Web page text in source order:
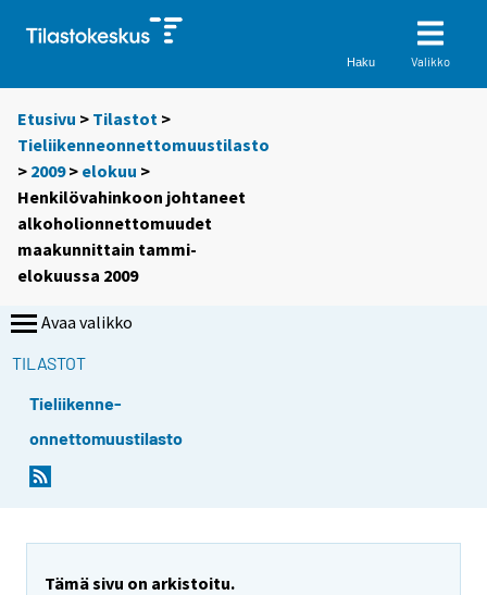
Haku Valikko
Etusivu > Tilastot >
Tieliikenneonnettomuustilasto
> 2009> elokuu >
Henkilövahinkoon johtaneet
alkoholionnettomuudet
maakunnittain tammi-
elokuussa 2009
Avaa valikko
TILASTOT
Tieliikenne-
onnettomuustilasto
Tämä sivu on arkistoitu.